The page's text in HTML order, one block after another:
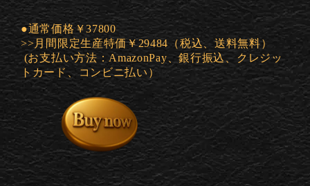
●通常価格￥37800
>>月間限定生産特価￥29484（税込、送料無料）
(お支払い方法：AmazonPay、銀行振込、クレジッ
トカード、コンビニ払い）